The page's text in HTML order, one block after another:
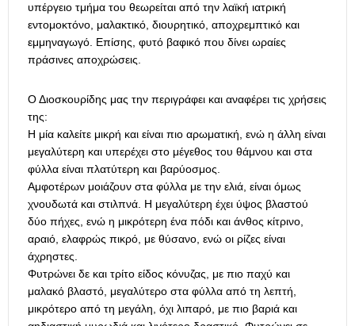
υπέργειο τμήμα του θεωρείται από την λαϊκή ιατρική
εντομοκτόνο, μαλακτικό, διουρητικό, αποχρεμπτικό και
εμμηναγωγό. Επίσης, φυτό βαφικό που δίνει ωραίες
πράσινες αποχρώσεις.
Ο Διοσκουρίδης μας την περιγράφει και αναφέρει τις χρήσεις
της:
Η μία καλείτε μικρή και είναι πιο αρωματική, ενώ η άλλη είναι
μεγαλύτερη και υπερέχει στο μέγεθος του θάμνου και στα
φύλλα είναι πλατύτερη και βαρύοσμος.
Αμφοτέρων μοιάζουν στα φύλλα με την ελιά, είναι όμως
χνουδωτά και στιλπνά. Η μεγαλύτερη έχει ύψος βλαστού
δύο πήχες, ενώ η μικρότερη ένα πόδι και άνθος κίτρινο,
αραιό, ελαφρώς πικρό, με θύσανο, ενώ οι ρίζες είναι
άχρηστες.
Φυτρώνει δε και τρίτο είδος κόνυζας, με πιο παχύ και
μαλακό βλαστό, μεγαλύτερο στα φύλλα από τη λεπτή,
μικρότερο από τη μεγάλη, όχι λιπαρό, με πιο βαριά και